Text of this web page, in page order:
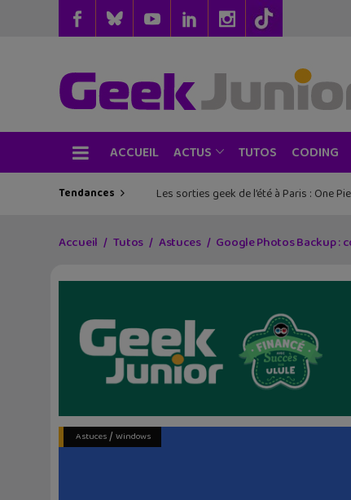
ACCUEIL ACTUS TUTOS CODING
Tendances Les sorties geek de l’été à Paris : One
Accueil Tutos Astuces Google Photos Backup :
Astuces/ Windows